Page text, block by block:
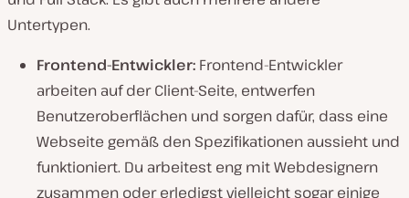
Untertypen.
Frontend-Entwickler: Frontend-Entwickler
arbeiten auf der Client-Seite, entwerfen
Benutzeroberflächen und sorgen dafür, dass eine
Webseite gemäß den Spezifikationen aussieht und
funktioniert. Du arbeitest eng mit Webdesignern
zusammen oder erledigst vielleicht sogar einige